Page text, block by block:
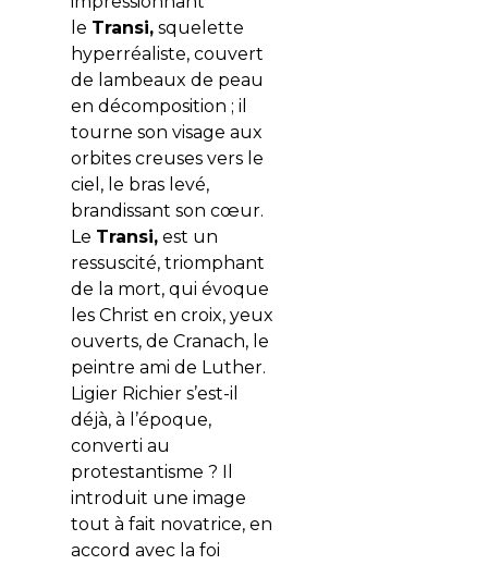
le Transi, squelette
hyperréaliste, couvert
de lambeaux de peau
en décomposition ; il
tourne son visage aux
orbites creuses vers le
ciel, le bras levé,
brandissant son cœur.
Le Transi, est un
ressuscité, triomphant
de la mort, qui évoque
les Christ en croix, yeux
ouverts, de Cranach, le
peintre ami de Luther.
Ligier Richier s’est-il
déjà, à l’époque,
converti au
protestantisme ? Il
introduit une image
tout à fait novatrice, en
accord avec la foi